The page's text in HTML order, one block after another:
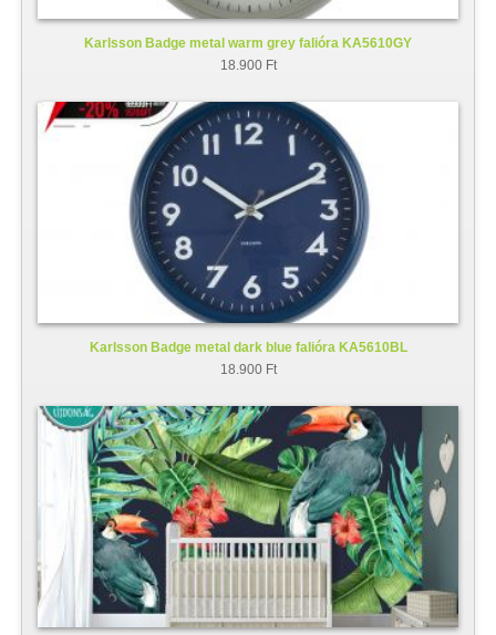
Karlsson Badge metal warm grey falióra KA5610GY
18.900 Ft
Karlsson Badge metal dark blue falióra KA5610BL
18.900 Ft